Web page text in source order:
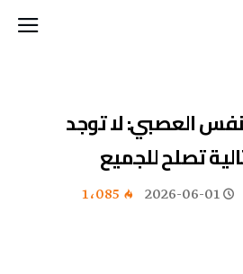
العصبي: لا توجد
تصلح للجميع
2026-06-01 1٬085